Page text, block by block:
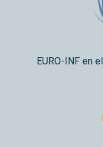
EURO-INF en